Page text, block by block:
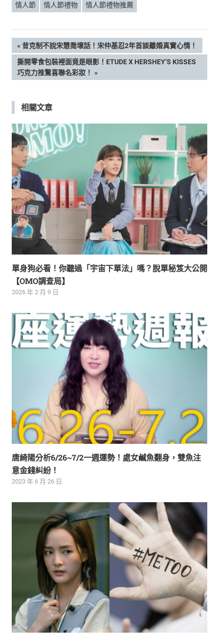
情人節 情人節禮物 情人節禮物推薦
文
章
覽
PREVIOUS
POST:
昔克制不說宋慧喬壞話！宋仲基忍2年首談離婚真實心情！
NEXT
POST:
撕開零食包裝裡面竟是眼影！ETUDE X HERSHEY’S KISSES
巧克力推驚喜聯名彩妝！
相關文章
單身狗必看！你聽過「宇宙下單法」嗎？脫單秘笈大公開
【OMO調查局】
2026 年 2 月 9 日
唐綺陽分析6/26~7/2一週運勢！處女鹹魚翻身，雙魚注
意金錢糾紛！
2023 年 6 月 26 日